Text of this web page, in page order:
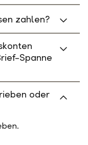
zahlen?
Spanne
oder